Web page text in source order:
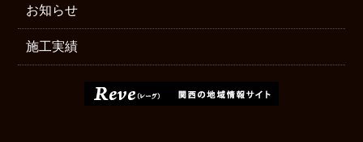
お知らせ
施工実績